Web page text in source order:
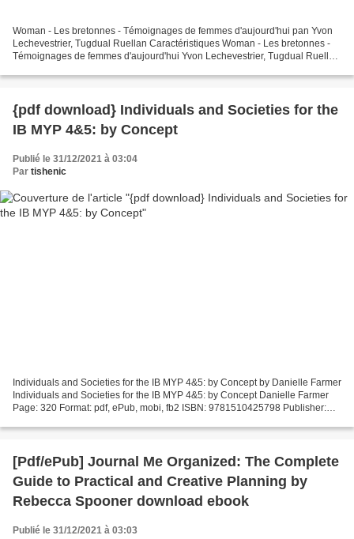
Woman - Les bretonnes - Témoignages de femmes d'aujourd'hui pan Yvon
Lechevestrier, Tugdual Ruellan Caractéristiques Woman - Les bretonnes -
Témoignages de femmes d'aujourd'hui Yvon Lechevestrier, Tugdual Ruellan
{pdf download} Individuals and Societies for the
IB MYP 4&5: by Concept
Publié le 31/12/2021 à 03:04
Par tishenic
Individuals and Societies for the IB MYP 4&5: by Concept by Danielle Farmer
Individuals and Societies for the IB MYP 4&5: by Concept Danielle Farmer
Page: 320 Format: pdf, ePub, mobi, fb2 ISBN: 9781510425798 Publisher:
[Pdf/ePub] Journal Me Organized: The Complete
Guide to Practical and Creative Planning by
Rebecca Spooner download ebook
Publié le 31/12/2021 à 03:03